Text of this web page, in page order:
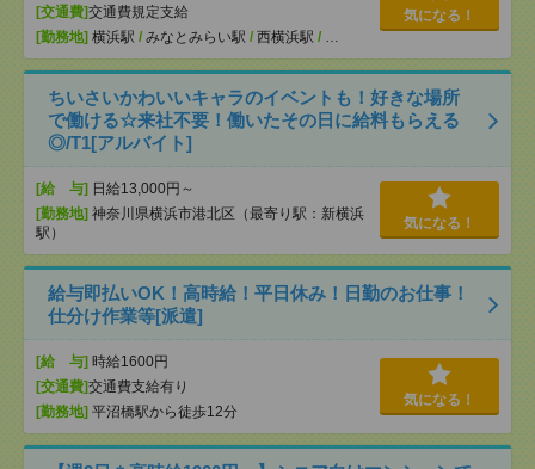
[交通費]交通費規定支給
[勤務地] 横浜駅 / みなとみらい駅 / 西横浜駅 / …
気になる！
ちいさいかわいいキャラのイベントも！好きな場所
で働ける☆来社不要！働いたその日に給料もらえる
◎/T1[アルバイト]
[給 与] 日給13,000円～
[勤務地] 神奈川県横浜市港北区（最寄り駅：新横浜
駅）
気になる！
給与即払いOK！高時給！平日休み！日勤のお仕事！
仕分け作業等[派遣]
[給 与] 時給1600円
[交通費]交通費支給有り
[勤務地] 平沼橋駅から徒歩12分
気になる！